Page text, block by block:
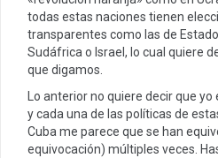
todas estas naciones tienen
transparentes como las de
Sudáfrica o Israel, lo cual quiere
que digamos.
Lo anterior no quiere decir que
y cada una de las políticas de
Cuba me parece que se han
equivocación) múltiples veces.